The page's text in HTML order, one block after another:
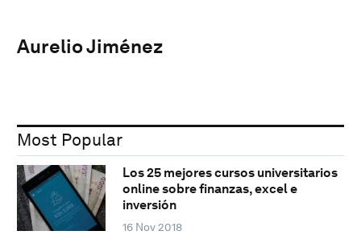
Aurelio Jiménez
Most Popular
Los 25 mejores cursos universitarios
online sobre finanzas, excel e
inversión
16 Nov 2018